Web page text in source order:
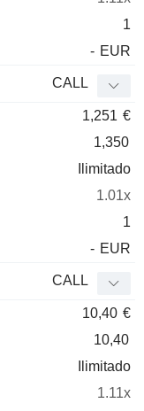
1
- EUR
CALL
1,251 €
1,350
Ilimitado
1.01x
1
- EUR
CALL
10,40 €
10,40
Ilimitado
1.11x